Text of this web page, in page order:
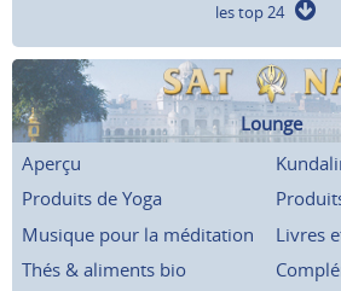
les top 24
Lounge
Aperçu
Produits de Yoga
Musique pour la méditation
Livres
Thés & aliments bio